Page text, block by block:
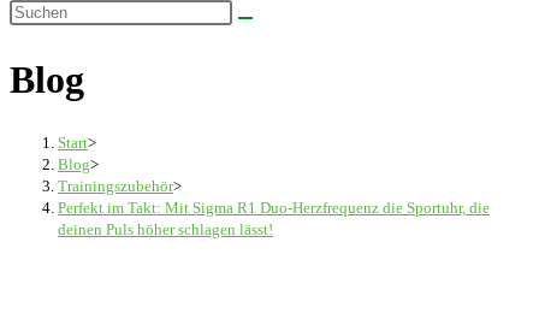
umschalten
Diese
durchsuchen
Blog
Start>
Blog>
Trainingszubehör>
Perfekt im Takt: Mit Sigma R1 Duo-Herzfrequenz die Sportuhr, die
deinen Puls höher schlagen lässt!